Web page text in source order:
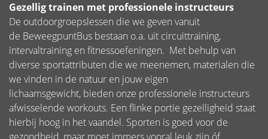
Gezellig trainen met professionele instructeurs
De outdoorgroepslessen die we geven vanuit
de BeweegpuntBus bestaan o.a. uit circuittraining,
intervaltraining en fitnessoefeningen. Met behulp van
diverse sportattributen die we meenemen, materialen die
we vinden in de natuur en jouw eigen
lichaamsgewicht, bieden onze professionele instructeurs
afwisselende workouts. Een flinke portie gezelligheid staat
hierbij hoog in het vaandel. Sporten is goed voor de